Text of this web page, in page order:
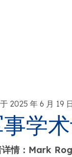
2025 年 6 月 19
学
详情：Mark